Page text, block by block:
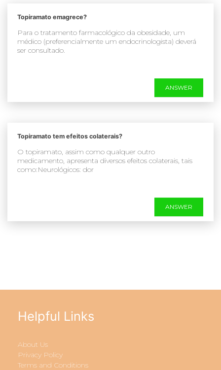
Topiramato emagrece?
Para o tratamento farmacológico da obesidade, um
médico (preferencialmente um endocrinologista) deverá
ser consultado.
ANSWER
Topiramato tem efeitos colaterais?
O topiramato, assim como qualquer outro
medicamento, apresenta diversos efeitos colaterais, tais
como:Neurológicos: dor
ANSWER
Helpful Links
About Us
Privacy Policy
Terms and Conditions